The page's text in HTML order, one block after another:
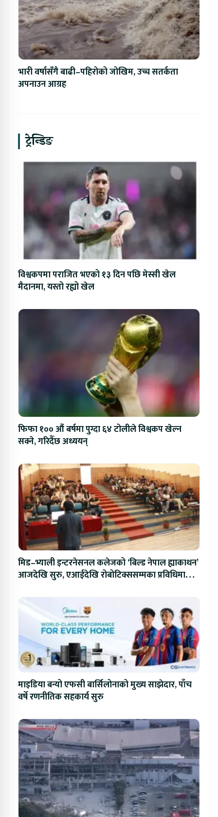
भारी वर्षासँगै बाढी–पहिरोको जोखिम, उच्च सतर्कता
अपनाउन आग्रह
ट्रेन्डिङ
विश्वकपमा पराजित भएको १३ दिन पछि मेस्सी खेल
मैदानमा, यस्तो रह्यो खेल
फिफा १०० औं बर्षमा पुग्दा ६४ टोलीले विश्वकप खेल्न
सक्ने, गरिदैँछ अध्ययन्
मिड–भ्याली इन्टरनेसनल कलेजको ‘बिल्ड नेपाल ह्याकाथन’
आजदेखि सुरु, एआईदेखि रोबोटिक्ससम्मका प्रविधिमा
माइडिया बन्यो एफसी बार्सिलोनाको मुख्य साझेदार, पाँच
वर्षे रणनीतिक सहकार्य सुरु